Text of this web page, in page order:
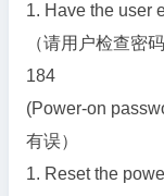
1. Have the user
（请用户检查密码
184
(Power-on
有误）
1. Reset the